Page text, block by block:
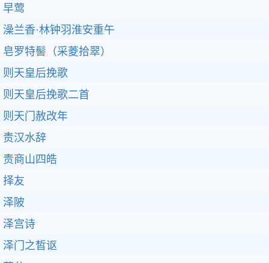
早莺
澡兰香·林钟羽淮安重午
皂罗特髻（采菱拾翠）
则天皇后挽歌
则天皇后挽歌二首
则天门赦改年
责汉水辞
责商山四皓
择友
泽陂
泽宫诗
泽门之皙讴